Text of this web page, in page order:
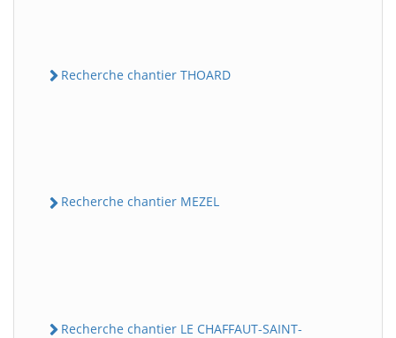
Recherche chantier THOARD
Recherche chantier MEZEL
Recherche chantier LE CHAFFAUT-SAINT-